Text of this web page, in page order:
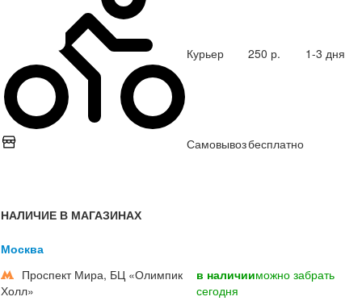
Курьер 250 р. 1-3 дня
Самовывозбесплатно
НАЛИЧИЕ В МАГАЗИНАХ
Москва
Проспект Мира, БЦ «Олимпик
Холл»
в наличииможно забрать
сегодня